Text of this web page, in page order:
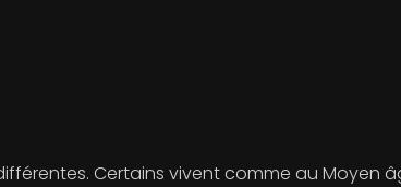
Certains vivent comme au Moyen